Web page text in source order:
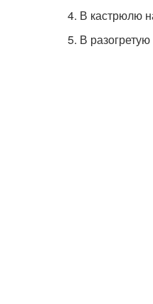
4. В кастрюлю
5. В